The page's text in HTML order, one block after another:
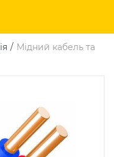
Мідний кабель та